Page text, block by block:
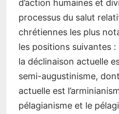
d’action humaines et
processus du salut
chrétiennes les plus
les positions suivantes :
la déclinaison actuelle
semi-augustinisme,
actuelle est
pélagianisme et le